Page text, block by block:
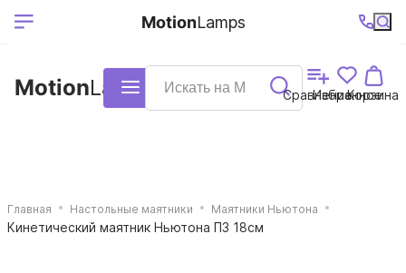
Ваш регион
Выберите ваш
+7 (495)740-
38-68
График
работы
MotionLamps Каталог Сравнение
Избранное
Корзина
MotionLamps
Главная Настольные маятники Маятники Ньютона
Кинетический маятник Ньютона П3 18см